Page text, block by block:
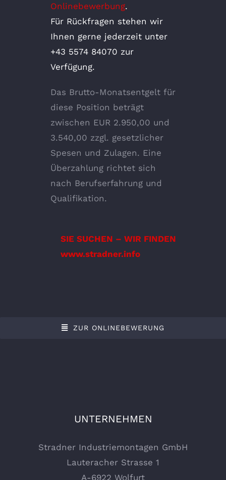
Onlinebewerbung.
Für Rückfragen stehen wir
Ihnen gerne jederzeit unter
+43 5574 84070 zur
Verfügung.
Das Brutto-Monatsentgelt für
diese Position beträgt
zwischen EUR 2.950,00 und
3.540,00 zzgl. gesetzlicher
Spesen und Zulagen. Eine
Überzahlung richtet sich
nach Berufserfahrung und
Qualifikation.
SIE SUCHEN – WIR FINDEN
www.stradner.info
ZUR ONLINEBEWERUNG
UNTERNEHMEN
Stradner Industriemontagen GmbH
Lauteracher Strasse 1
A-6922 Wolfurt